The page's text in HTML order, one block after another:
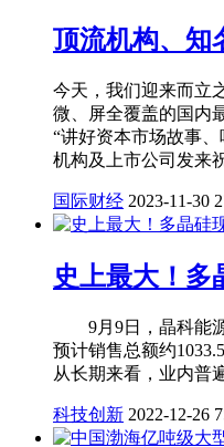
顶流机构、知
今天，我们迎来而立
微、屏全覆盖的国内
“讲好资本市场故事
机构及上市公司发来
国际财经 2023-11-30
史上最大！多
9月9日，晶科能源
预计销售总额约
从长期来看，业内
科技创新 2022-12-26